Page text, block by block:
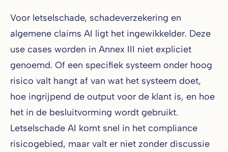
Voor letselschade, schadeverzekering en
algemene claims AI ligt het ingewikkelder. Deze
use cases worden in Annex III niet expliciet
genoemd. Of een specifiek systeem onder hoog
risico valt hangt af van wat het systeem doet,
hoe ingrijpend de output voor de klant is, en hoe
het in de besluitvorming wordt gebruikt.
Letselschade AI komt snel in het compliance
risicogebied, maar valt er niet zonder discussie